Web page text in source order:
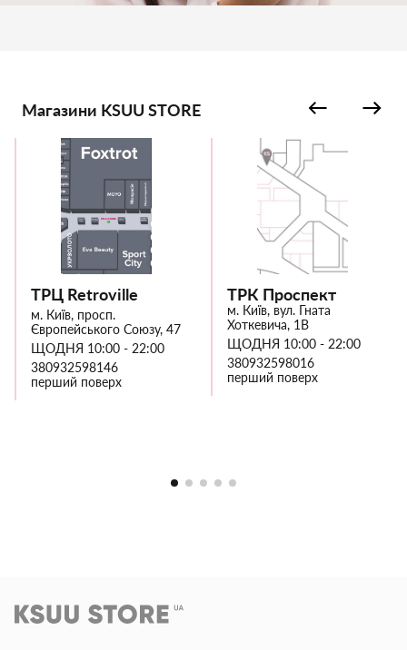
Магазини KSUU STORE
ТРЦ Retroville
м. Київ, просп.
Європейського Союзу, 47
ЩОДНЯ 10:00 - 22:00
380932598146
перший поверх
ТРК Проспект
м. Київ, вул. Гната
Хоткевича, 1В
ЩОДНЯ 10:00 - 22:00
380932598016
перший поверх